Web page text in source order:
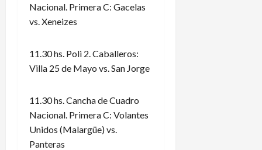
Nacional. Primera C: Gacelas
vs. Xeneizes
11.30 hs. Poli 2. Caballeros:
Villa 25 de Mayo vs. San Jorge
11.30 hs. Cancha de Cuadro
Nacional. Primera C: Volantes
Unidos (Malargüe) vs.
Panteras